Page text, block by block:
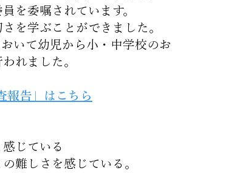
を委嘱されています。
を学ぶことができました。
いて幼児から小・中学校のお
れました。
報告」はこちら
じている
難しさを感じている。